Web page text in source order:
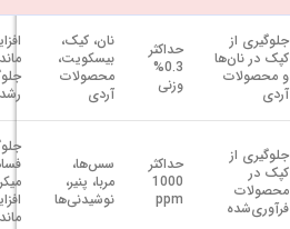
جلوگیری از
کپک در نان‌ها
و محصولات
آردی
حداکثر
0.3%
وزنی
نان، کیک،
بیسکویت،
محصولات
آردی
جلوگیری از
کپک در
محصولات
فرآوری‌شده
حداکثر
1000
ppm
سس‌ها،
مربا، پنیر،
نوشیدنی‌ها